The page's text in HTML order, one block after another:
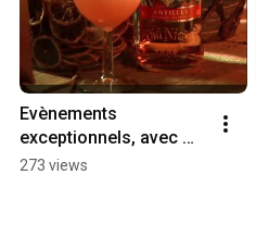
Evènements
exceptionnels, avec
Secret Jungle plongez
273 views